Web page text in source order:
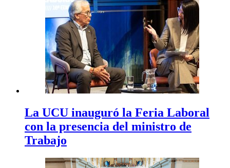
La UCU inauguró la Feria Laboral
con la presencia del ministro de
Trabajo